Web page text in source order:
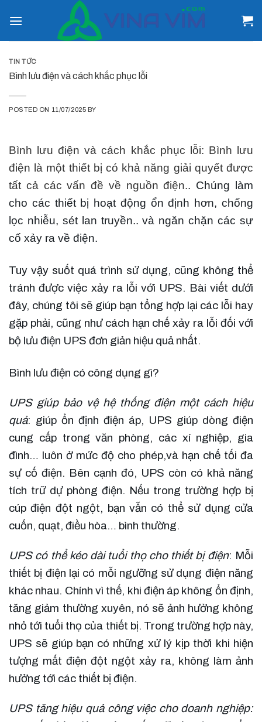
TIN TỨC
Bình lưu điện và cách khắc phục lỗi
POSTED ON 11/07/2025 BY
Bình lưu điện và cách khắc phục lỗi: Bình lưu
điện là một thiết bị có khả năng giải quyết được
tất cả các vấn đề về nguồn điện.. Chúng làm
cho các thiết bị hoạt động ổn định hơn, chống
lọc nhiễu, sét lan truyền.. và ngăn chặn các sự
cố xảy ra về điện.
Tuy vậy suốt quá trình sử dụng, cũng không thể
tránh được việc xảy ra lỗi với UPS. Bài viết dưới
đây, chúng tôi sẽ giúp bạn tổng hợp lại các lỗi hay
gặp phải, cũng như cách hạn chế xảy ra lỗi đối với
bộ lưu điện UPS đơn giản hiệu quả nhất.
Bình lưu điện có công dụng gì?
UPS giúp bảo vệ hệ thống điện một cách hiệu
quả: giúp ổn định điện áp, UPS giúp dòng điện
cung cấp trong văn phòng, các xí nghiệp, gia
đình… luôn ở mức độ cho phép,và hạn chế tối đa
sự cố điện. Bên cạnh đó, UPS còn có khả năng
tích trữ dự phòng điện. Nếu trong trường hợp bị
cúp điện đột ngột, bạn vẫn có thể sử dụng cửa
cuốn, quạt, điều hòa… bình thường.
UPS có thể kéo dài tuổi thọ cho thiết bị điện: Mỗi
thiết bị điện lại có mỗi ngưỡng sử dụng điện năng
khác nhau. Chính vì thế, khi điện áp không ổn định,
tăng giảm thường xuyên, nó sẽ ảnh hưởng không
nhỏ tới tuổi thọ của thiết bị. Trong trường hợp này,
UPS sẽ giúp bạn có những xử lý kịp thời khi hiện
tượng mất điện đột ngột xảy ra, không làm ảnh
hưởng tới các thiết bị điện.
UPS tăng hiệu quả công việc cho doanh nghiệp: